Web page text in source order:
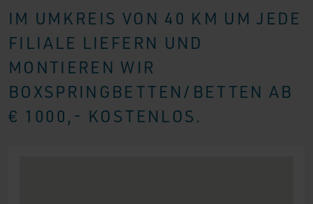
IM UMKREIS VON 40 KM UM JEDE
FILIALE LIEFERN UND
MONTIEREN WIR
BOXSPRINGBETTEN/BETTEN AB
€ 1000,- KOSTENLOS.